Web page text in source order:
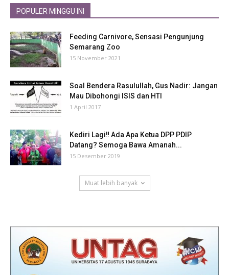
POPULER MINGGU INI
Feeding Carnivore, Sensasi Pengunjung
Semarang Zoo
15 November 2021
Soal Bendera Rasulullah, Gus Nadir: Jangan
Mau Dibohongi ISIS dan HTI
1 April 2017
Kediri Lagi‼ Ada Apa Ketua DPP PDIP
Datang? Semoga Bawa Amanah...
15 Desember 2019
Muat lebih banyak